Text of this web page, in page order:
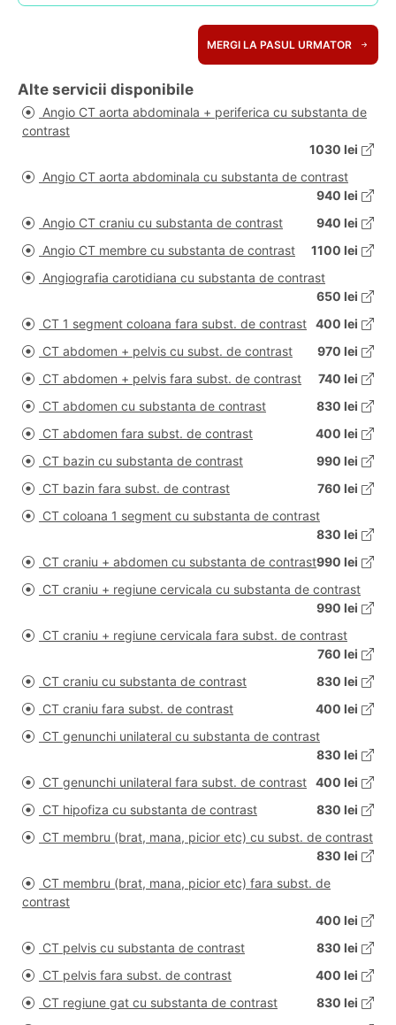
MERGI LA PASUL URMATOR
Alte servicii disponibile
Angio CT aorta abdominala + periferica cu substanta de
contrast
1030 lei
Angio CT aorta abdominala cu substanta de contrast
940 lei
Angio CT craniu cu substanta de contrast
940 lei
Angio CT membre cu substanta de contrast
1100 lei
Angiografia carotidiana cu substanta de contrast
650 lei
CT 1 segment coloana fara subst. de contrast 400 lei
CT abdomen + pelvis cu subst. de contrast
970 lei
CT abdomen + pelvis fara subst. de contrast
740 lei
CT abdomen cu substanta de contrast
830 lei
CT abdomen fara subst. de contrast
400 lei
CT bazin cu substanta de contrast
990 lei
CT bazin fara subst. de contrast
760 lei
CT coloana 1 segment cu substanta de contrast
830 lei
CT craniu + abdomen cu substanta de contrast990 lei
CT craniu + regiune cervicala cu substanta de contrast
990 lei
CT craniu + regiune cervicala fara subst. de contrast
760 lei
CT craniu cu substanta de contrast
830 lei
CT craniu fara subst. de contrast
400 lei
CT genunchi unilateral cu substanta de contrast
830 lei
CT genunchi unilateral fara subst. de contrast 400 lei
CT hipofiza cu substanta de contrast
830 lei
CT membru (brat, mana, picior etc) cu subst. de contrast
830 lei
CT membru (brat, mana, picior etc) fara subst. de
contrast
400 lei
CT pelvis cu substanta de contrast
830 lei
CT pelvis fara subst. de contrast
400 lei
CT regiune gat cu substanta de contrast
830 lei